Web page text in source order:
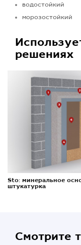
водостойкий
морозостойкий
решениях
Sto: минеральное
штукатурка
Смотрите